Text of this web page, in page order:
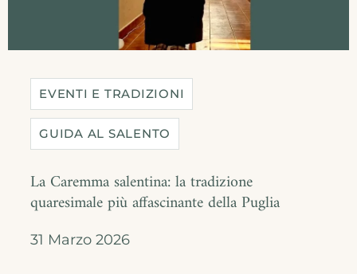
EVENTI E TRADIZIONI
GUIDA AL SALENTO
La Caremma salentina: la tradizione
quaresimale più affascinante della Puglia
31 Marzo 2026